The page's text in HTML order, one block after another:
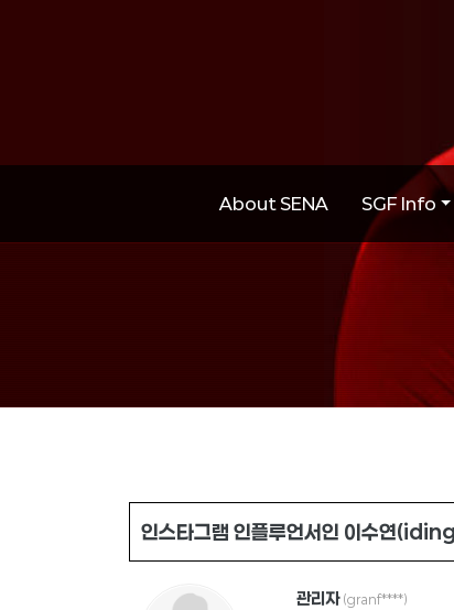
About SENA SGF Info
인스타그램 인플루언서인 이수연
관리자 (granf****)